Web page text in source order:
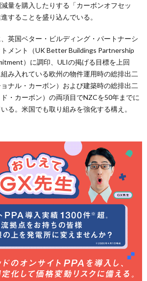
量を購入したりする「カーボンオフセッ
することを盛り込んでいる。
英国ベター・ビルディング・パートナーシ
メント（UK Better Buildings Partnership
）に調印、ULIの掲げる目標を上回
み入れている欧州の物件運用時の総排出二
ナル・カーボン）および建築時の総排出二
・カーボン）の両項目でNZCを50年までに
る。米国でも取り組みを強化する構え。